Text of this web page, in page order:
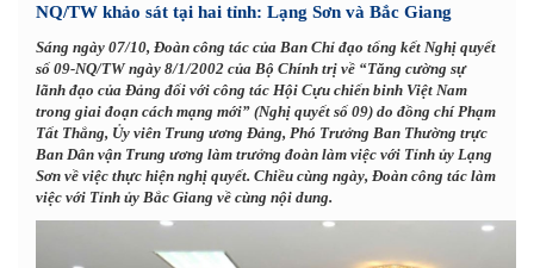
NQ/TW khảo sát tại hai tỉnh: Lạng Sơn và Bắc Giang
Sáng ngày 07/10, Đoàn công tác của Ban Chỉ đạo tổng kết Nghị quyết
số 09-NQ/TW ngày 8/1/2002 của Bộ Chính trị về “Tăng cường sự
lãnh đạo của Đảng đối với công tác Hội Cựu chiến binh Việt Nam
trong giai đoạn cách mạng mới” (Nghị quyết số 09) do đồng chí Phạm
Tất Thắng, Ủy viên Trung ương Đảng, Phó Trưởng Ban Thường trực
Ban Dân vận Trung ương làm trưởng đoàn làm việc với Tỉnh ủy Lạng
Sơn về việc thực hiện nghị quyết. Chiều cùng ngày, Đoàn công tác làm
việc với Tỉnh ủy Bắc Giang về cùng nội dung.